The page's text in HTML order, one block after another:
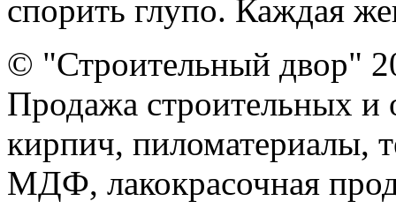
спорить глупо. Каждая
© "Строительный двор"
Продажа строительных и
кирпич, пиломатериалы,
МДФ, лакокрасочная